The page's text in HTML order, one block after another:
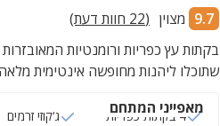
9.7 מצוין (
22 חוות דעת)
בקתות עץ כפריות ורומנטיות
שתוכלו ליהנות מחופשה אינטימית
מאפייני המתחם
4 בקתות כפריות ג‘קוזי זרמים